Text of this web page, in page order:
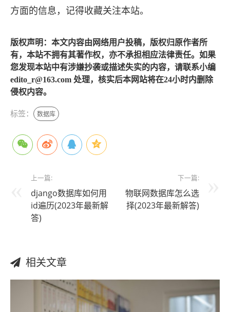
方面的信息，记得收藏关注本站。
版权声明：本文内容由网络用户投稿，版权归原作者所
有，本站不拥有其著作权，亦不承担相应法律责任。如果
您发现本站中有涉嫌抄袭或描述失实的内容，请联系小编
edito_r@163.com 处理，核实后本网站将在24小时内删除
侵权内容。
标签： 数据库
上一篇:
django数据库如何用
id遍历(2023年最新解
答)
下一篇:
物联网数据库怎么选
择(2023年最新解答)
相关文章